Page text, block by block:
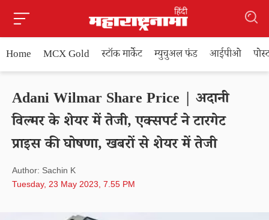
Home MCX Gold स्टॉक मार्केट म्युचुअल फंड आईपीओ
Adani Wilmar Share Price | अदानी
विल्मर के शेयर में तेजी, एक्सपर्ट ने टारगेट
प्राइस की घोषणा, खबरों से शेयर में तेजी
Author: Sachin K
Tuesday, 23 May 2023, 7.55 PM